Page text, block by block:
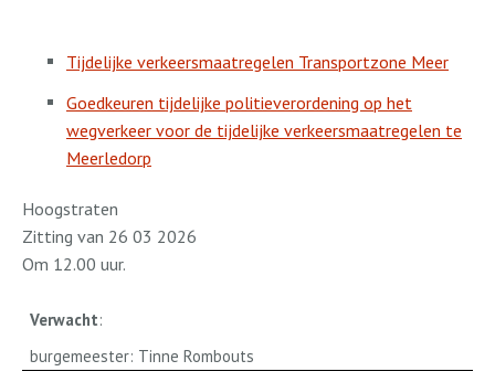
Tijdelijke verkeersmaatregelen Transportzone Meer
Goedkeuren tijdelijke politieverordening op het
wegverkeer voor de tijdelijke verkeersmaatregelen te
Meerledorp
Hoogstraten
Zitting van 26 03 2026
Om 12.00 uur.
Verwacht:
burgemeester: Tinne Rombouts